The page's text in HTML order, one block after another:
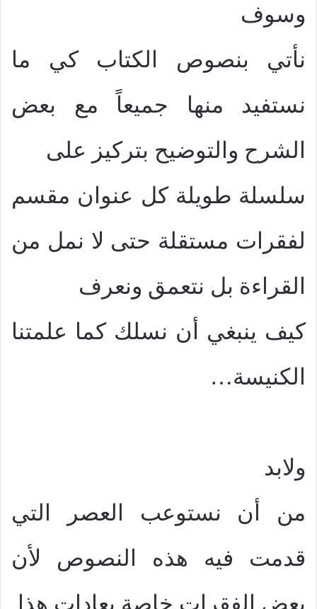
وسوف
نأتي بنصوص الكتاب كي ما
نستفيد منها جميعاً مع بعض
الشرح والتوضيح بتركيز على
سلسلة طويلة كل عنوان مقسم
لفقرات مستقلة حتى لا نمل من
القراءة بل نتعمق ونعرف
كيف ينبغي أن نسلك كما علمتنا
الكنيسة…
ولابد
من أن نستوعب العصر التي
قدمت فيه هذه النصوص لأن
بعض الفقرات خاصة بعادات هذا